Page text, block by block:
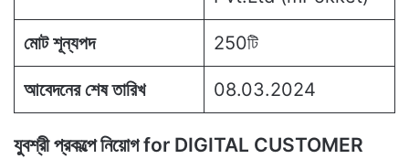
মোট শূন্যপদ 250টি
আবেদনের শেষ তারিখ 08.03.2024
যুবশ্রী প্রকল্পে নিয়োগ for DIGITAL CUSTOMER